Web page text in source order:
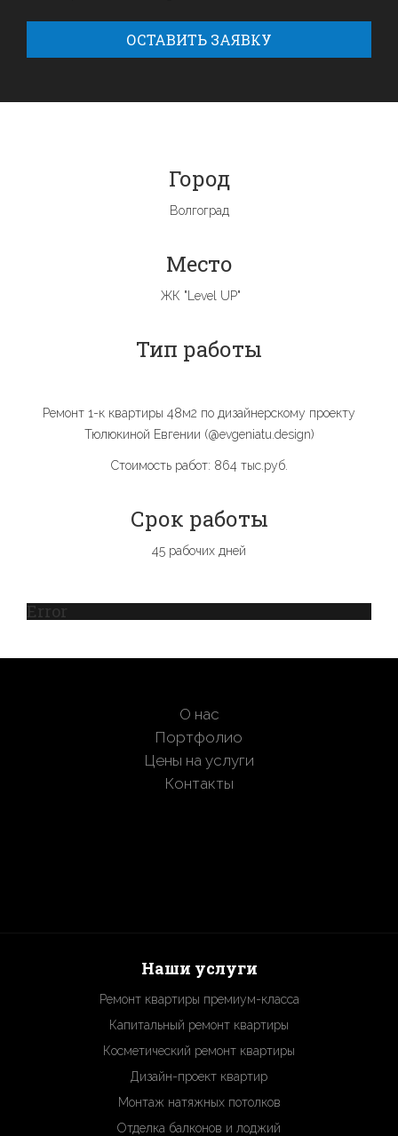
ОСТАВИТЬ ЗАЯВКУ
Город
Волгоград
Место
ЖК "Level UP"
Тип работы
Ремонт 1-к квартиры 48м2 по дизайнерскому проекту
Тюлюкиной Евгении (@evgeniatu.design)
Стоимость работ: 864 тыс.руб.
Срок работы
45 рабочих дней
Error
О нас
Портфолио
Цены на услуги
Контакты
Наши услуги
Ремонт квартиры премиум-класса
Капитальный ремонт квартиры
Косметический ремонт квартиры
Дизайн-проект квартир
Монтаж натяжных потолков
Отделка балконов и лоджий